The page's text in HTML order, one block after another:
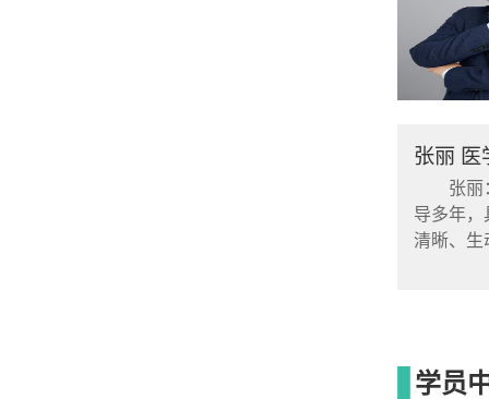
张丽 医
张丽：
导多年，
清晰、生
学员